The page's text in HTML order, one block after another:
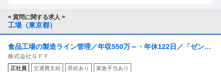
< 質問に関する求人 >
工場（東京都）
食品工場の製造ライン管理／年収550万～・年休122日／「ゼンシ
ョー」G／残業月平均25H
株式会社ＧＦＦ
正社員 交通費支給 昇給あり 家族手当あり